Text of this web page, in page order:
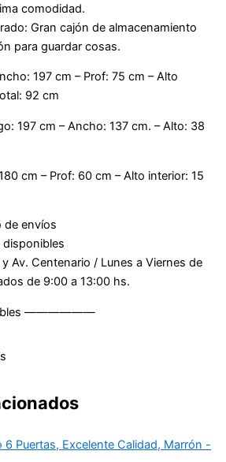
comodidad.
Gran cajón de almacenamiento
para guardar cosas.
197 cm – Prof: 75 cm – Alto
92 cm
197 cm – Ancho: 137 cm. – Alto: 38
cm – Prof: 60 cm – Alto interior: 15
de envíos
Av. Centenario / Lunes a Viernes de
de 9:00 a 13:00 hs.
——————